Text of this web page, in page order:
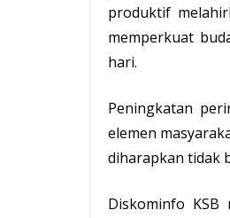
produktif
memperkuat
hari.
Peningkatan
elemen
diharapkan tidak
Diskominfo